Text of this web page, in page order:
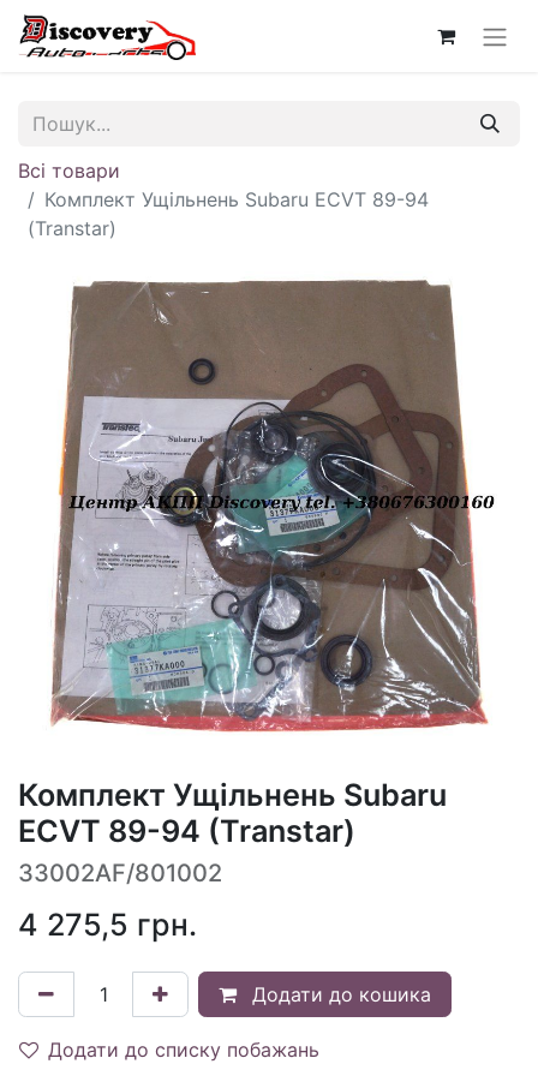
Всі товари
Комплект Ущільнень Subaru ECVT 89-94
(Transtar)
Комплект Ущільнень Subaru
ECVT 89-94 (Transtar)
33002AF/801002
4 275,5 грн.
Додати до кошика
Додати до списку побажань